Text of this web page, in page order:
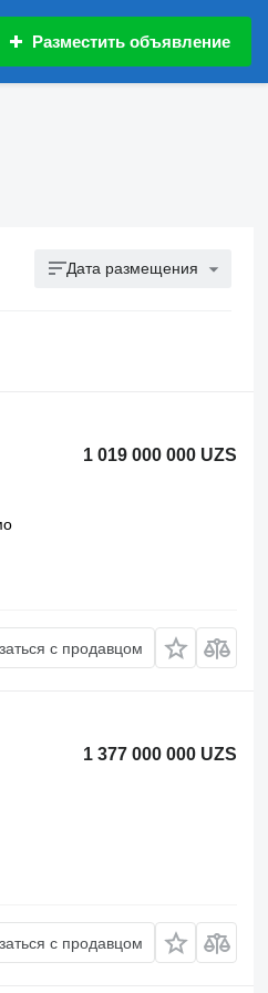
Разместить объявление
Дата размещения
1 019 000 000 UZS
с продавцом
1 377 000 000 UZS
с продавцом